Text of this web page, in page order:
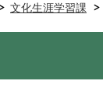
文化生涯学習課